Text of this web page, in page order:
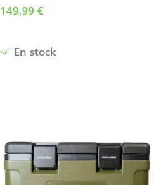
En stock
149,99 €